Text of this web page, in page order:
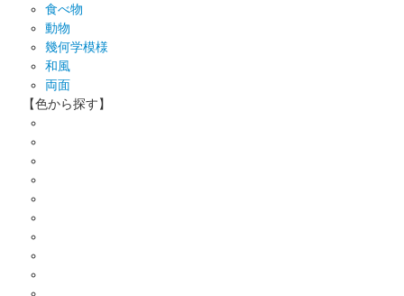
食べ物
動物
幾何学模様
和風
両面
【色から探す】